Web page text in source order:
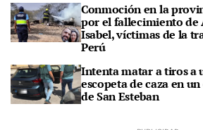
Conmoción en la
por el fallecimiento de
Isabel, víctimas de la
Perú
Intenta matar a tiros a
escopeta de caza en
de San Esteban